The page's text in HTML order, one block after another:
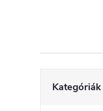
l
sátugrása
Kategóriák